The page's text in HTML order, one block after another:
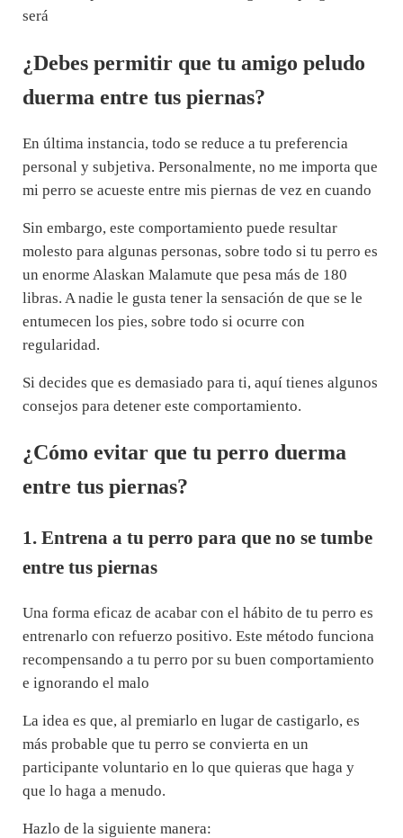
será
¿Debes permitir que tu amigo peludo
duerma entre tus piernas?
En última instancia, todo se reduce a tu preferencia
personal y subjetiva. Personalmente, no me importa que
mi perro se acueste entre mis piernas de vez en cuando
Sin embargo, este comportamiento puede resultar
molesto para algunas personas, sobre todo si tu perro es
un enorme Alaskan Malamute que pesa más de 180
libras. A nadie le gusta tener la sensación de que se le
entumecen los pies, sobre todo si ocurre con
regularidad.
Si decides que es demasiado para ti, aquí tienes algunos
consejos para detener este comportamiento.
¿Cómo evitar que tu perro duerma
entre tus piernas?
1. Entrena a tu perro para que no se tumbe
entre tus piernas
Una forma eficaz de acabar con el hábito de tu perro es
entrenarlo con refuerzo positivo. Este método funciona
recompensando a tu perro por su buen comportamiento
e ignorando el malo
La idea es que, al premiarlo en lugar de castigarlo, es
más probable que tu perro se convierta en un
participante voluntario en lo que quieras que haga y
que lo haga a menudo.
Hazlo de la siguiente manera: